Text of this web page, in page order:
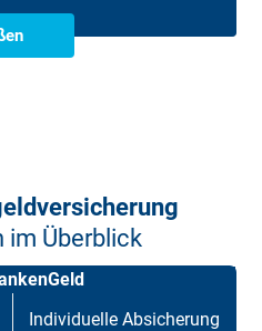
im Überblick
Individuelle Absicherung